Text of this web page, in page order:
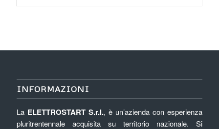
INFORMAZIONI
La ELETTROSTART S.r.l., è un’azienda con esperienza
pluritrentennale acquisita su territorio nazionale. Si